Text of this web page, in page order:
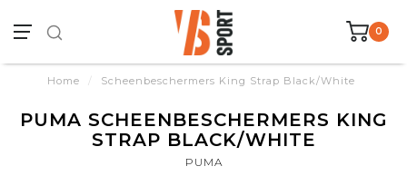
0
Home / Scheenbeschermers King Strap Black/White
PUMA SCHEENBESCHERMERS KING
STRAP BLACK/WHITE
PUMA